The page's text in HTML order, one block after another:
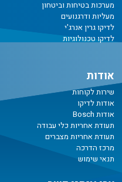
מערכות בטיחות וביטחון
מעליות ודרגנועים
לדיקו גרין אנרג'י
לדיקו טכנולוגיות
אודות
שירות לקוחות
אודות לדיקו
אודות Bosch
תעודת אחריות כלי עבודה
תעודת אחריות מצברים
מרכז הדרכה
תנאי שימוש